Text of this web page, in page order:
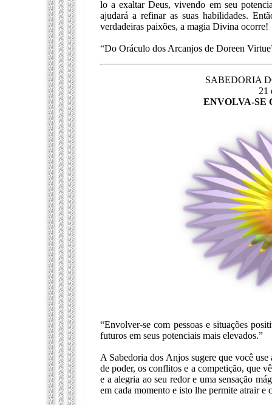
lo a exaltar Deus, vivendo em seu
ajudará a refinar as suas habilidades.
verdadeiras paixões, a magia Divina ocorre!
“Do Oráculo dos Arcanjos de Doreen
SABEDORIA
21
ENVOLVA-SE
“Envolver-se com pessoas e situações
futuros em seus potenciais mais elevados.”
A Sabedoria dos Anjos sugere que você
de poder, os conflitos e a competição, que
e a alegria ao seu redor e uma sensação
em cada momento e isto lhe permite atrair e